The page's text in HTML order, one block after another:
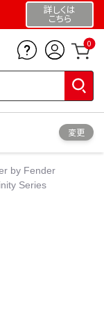
詳しくは
こちら
0
変更
by Fender
Series